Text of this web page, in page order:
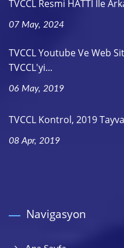
TVCCL Resmi HATTI Ile
07 May, 2024
TVCCL Youtube Ve Web
TVCCL'yi...
06 May, 2019
TVCCL Kontrol, 2019
08 Apr, 2019
Navigasyon